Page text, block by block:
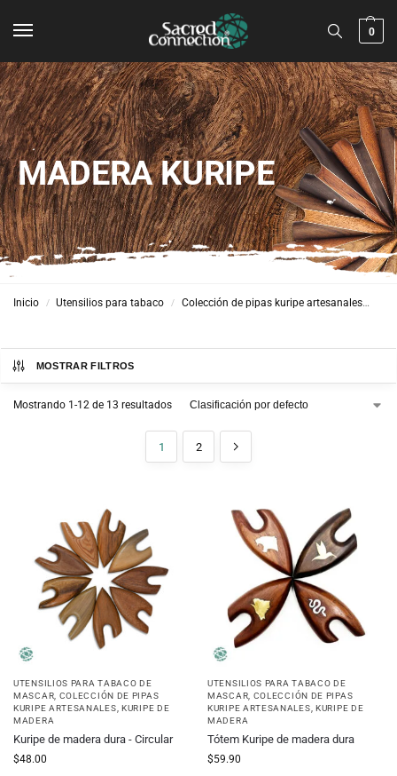
0
MADERA KURIPE
Inicio / Utensilios para tabaco / Colección de pipas kuripe artesanales
MOSTRAR FILTROS
Mostrando 1-12 de 13 resultados
1 2
UTENSILIOS PARA TABACO DE
MASCAR COLECCIÓN DE PIPAS
KURIPE ARTESANALES ,KURIPE DE
MADERA
Kuripe de madera dura - Circular
$48.00
UTENSILIOS PARA TABACO DE
MASCAR COLECCIÓN DE PIPAS
KURIPE ARTESANALES ,KURIPE DE
MADERA
Tótem Kuripe de madera dura
$59.90